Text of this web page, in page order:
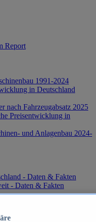
Report
1991-2024
in Deutschland
nach Fahrzeugabsatz 2025
Preisentwicklung in
und Anlagenbau 2024-
- Daten & Fakten
- Daten & Fakten